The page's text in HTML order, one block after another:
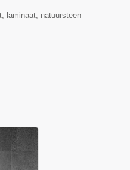
laminaat, natuursteen